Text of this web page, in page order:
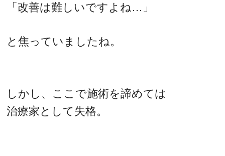
「改善は難しいですよね…」
と焦っていましたね。
しかし、ここで施術を諦めては
治療家として失格。